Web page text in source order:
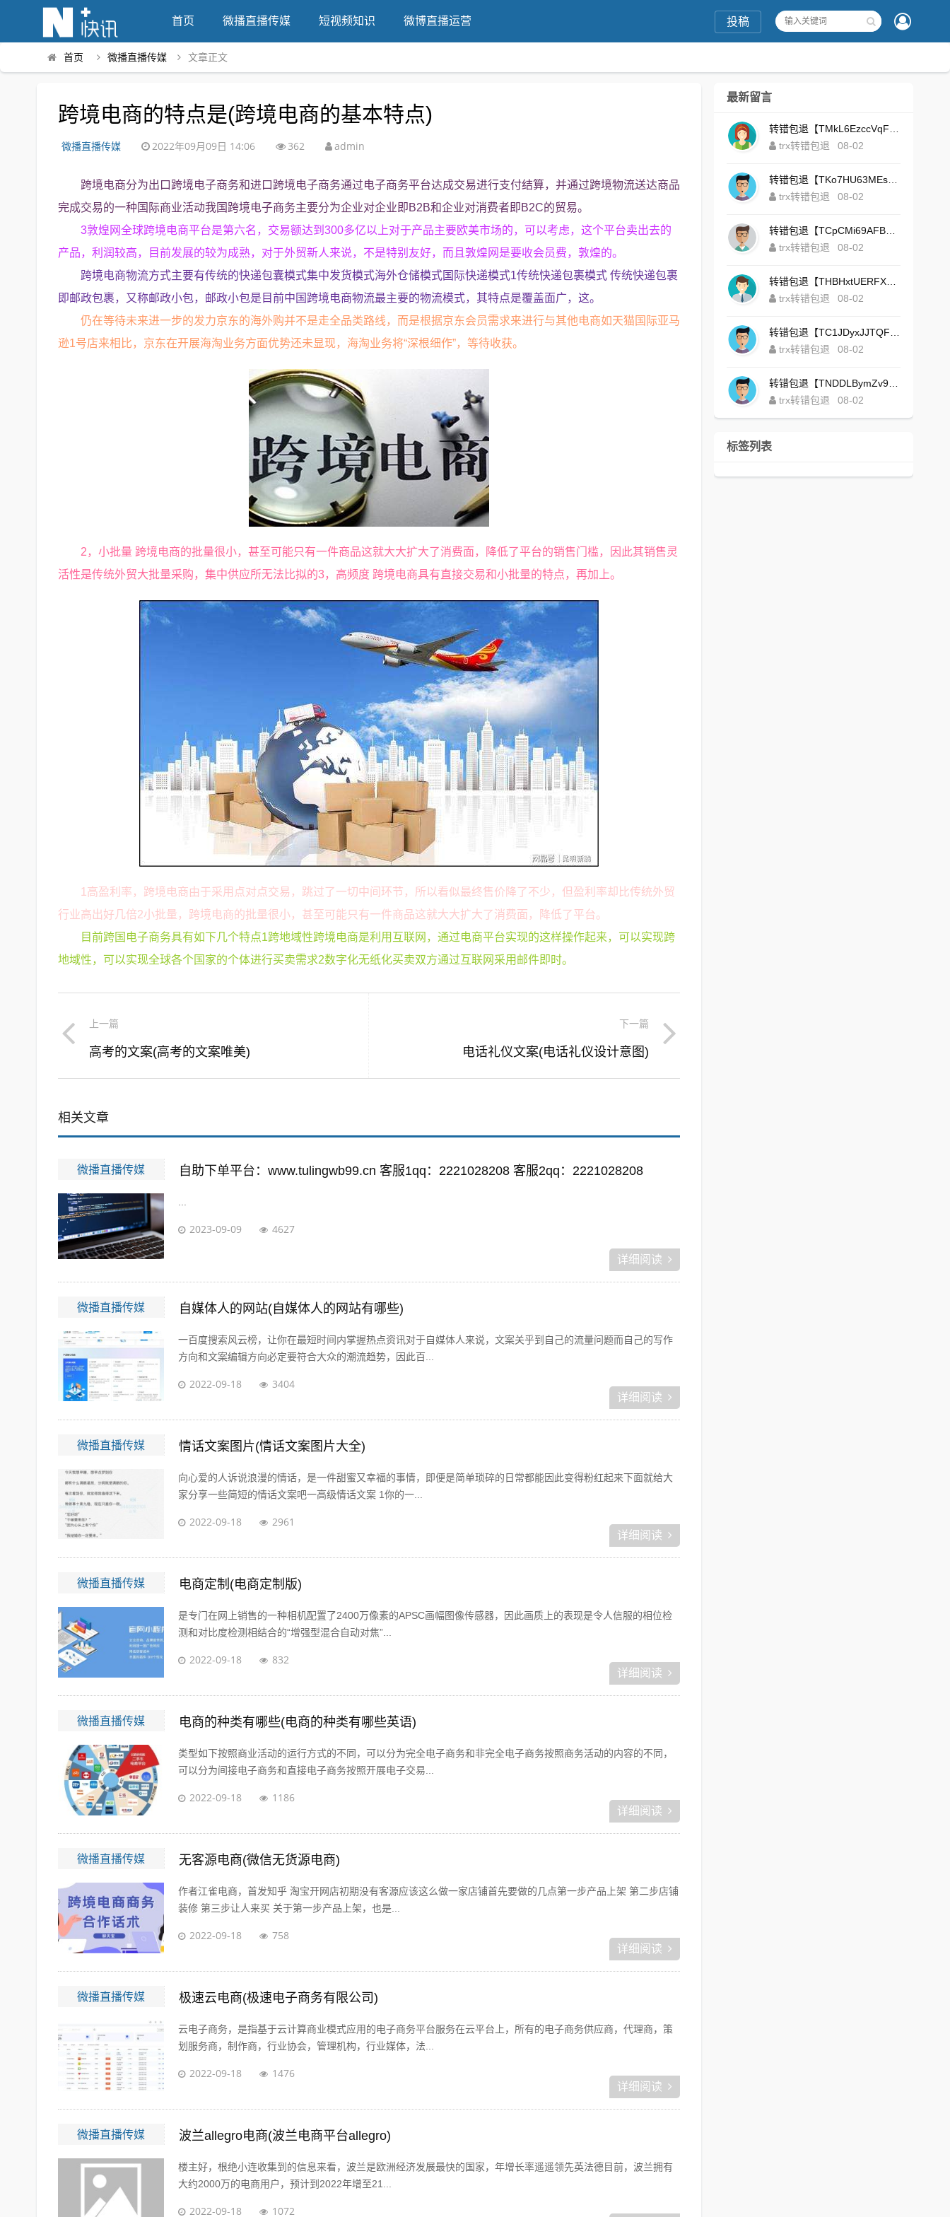
首页 微播直播传媒 短视频知识 微博直播运营 投稿
首页 微播直播传媒 文章正文
跨境电商的特点是(跨境电商的基本特点)
微播直播传媒 2022年09月09日 14:06 362 admin
跨境电商分为出口跨境电子商务和进口跨境电子商务通过电子商务平台达成交易进行支付结算，并通过跨境物流送达商品
完成交易的一种国际商业活动我国跨境电子商务主要分为企业对企业即B2B和企业对消费者即B2C的贸易。
3敦煌网全球跨境电商平台是第六名，交易额达到300多亿以上对于产品主要欧美市场的，可以考虑，这个平台卖出去的
产品，利润较高，目前发展的较为成熟，对于外贸新人来说，不是特别友好，而且敦煌网是要收会员费，敦煌的。
跨境电商物流方式主要有传统的快递包囊模式集中发货模式海外仓储模式国际快递模式1传统快递包裹模式 传统快递包裹
即邮政包裹，又称邮政小包，邮政小包是目前中国跨境电商物流最主要的物流模式，其特点是覆盖面广，这。
仍在等待未来进一步的发力京东的海外购并不是走全品类路线，而是根据京东会员需求来进行与其他电商如天猫国际亚马
逊1号店来相比，京东在开展海淘业务方面优势还未显现，海淘业务将“深根细作”，等待收获。
2，小批量 跨境电商的批量很小，甚至可能只有一件商品这就大大扩大了消费面，降低了平台的销售门槛，因此其销售灵
活性是传统外贸大批量采购，集中供应所无法比拟的3，高频度 跨境电商具有直接交易和小批量的特点，再加上。
1高盈利率，跨境电商由于采用点对点交易，跳过了一切中间环节，所以看似最终售价降了不少，但盈利率却比传统外贸
行业高出好几倍2小批量，跨境电商的批量很小，甚至可能只有一件商品这就大大扩大了消费面，降低了平台。
目前跨国电子商务具有如下几个特点1跨地域性跨境电商是利用互联网，通过电商平台实现的这样操作起来，可以实现跨
地域性，可以实现全球各个国家的个体进行买卖需求2数字化无纸化买卖双方通过互联网采用邮件即时。
上一篇
高考的文案(高考的文案唯美)
下一篇
电话礼仪文案(电话礼仪设计意图)
相关文章
微播直播传媒 自助下单平台：www.tulingwb99.cn 客服1qq：2221028208 客服2qq：2221028208
2023-09-09 4627
详细阅读
微播直播传媒 自媒体人的网站(自媒体人的网站有哪些)
一百度搜索风云榜，让你在最短时间内掌握热点资讯对于自媒体人来说，文案关乎到自己的流量问题而自己的写作
方向和文案编辑方向必定要符合大众的潮流趋势，因此百...
2022-09-18 3404
详细阅读
微播直播传媒 情话文案图片(情话文案图片大全)
向心爱的人诉说浪漫的情话，是一件甜蜜又幸福的事情，即便是简单琐碎的日常都能因此变得粉红起来下面就给大
家分享一些简短的情话文案吧一高级情话文案 1你的一...
2022-09-18 2961
详细阅读
微播直播传媒 电商定制(电商定制版)
是专门在网上销售的一种相机配置了2400万像素的APSC画幅图像传感器，因此画质上的表现是令人信服的相位检
测和对比度检测相结合的“增强型混合自动对焦”...
2022-09-18 832
详细阅读
微播直播传媒 电商的种类有哪些(电商的种类有哪些英语)
类型如下按照商业活动的运行方式的不同，可以分为完全电子商务和非完全电子商务按照商务活动的内容的不同，
可以分为间接电子商务和直接电子商务按照开展电子交易...
2022-09-18 1186
详细阅读
微播直播传媒 无客源电商(微信无货源电商)
作者江雀电商，首发知乎 淘宝开网店初期没有客源应该这么做一家店铺首先要做的几点第一步产品上架 第二步店铺
装修 第三步让人来买 关于第一步产品上架，也是...
2022-09-18 758
详细阅读
微播直播传媒 极速云电商(极速电子商务有限公司)
云电子商务，是指基于云计算商业模式应用的电子商务平台服务在云平台上，所有的电子商务供应商，代理商，策
划服务商，制作商，行业协会，管理机构，行业媒体，法...
2022-09-18 1476
详细阅读
微播直播传媒 波兰allegro电商(波兰电商平台allegro)
楼主好，根绝小连收集到的信息来看，波兰是欧洲经济发展最快的国家，年增长率遥遥领先英法德目前，波兰拥有
大约2000万的电商用户，预计到2022年增至21...
2022-09-18 1072
最新留言
trx转错包退
08-02
trx转错包退
08-02
trx转错包退
08-02
trx转错包退
08-02
trx转错包退
08-02
trx转错包退
08-02
标签列表